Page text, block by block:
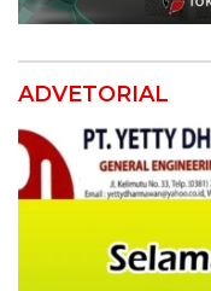
ADVETORIAL